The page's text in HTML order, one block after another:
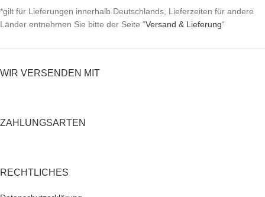
*gilt für Lieferungen innerhalb Deutschlands, Lieferzeiten für andere
Länder entnehmen Sie bitte der Seite “Versand & Lieferung“
WIR VERSENDEN MIT
ZAHLUNGSARTEN
RECHTLICHES